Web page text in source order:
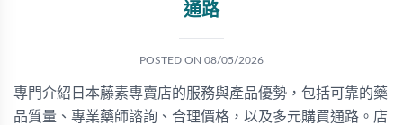
通路
POSTED ON 08/05/2026
專門介紹日本藤素專賣店的服務與產品優勢，包括可靠的藥
品質量、專業藥師諮詢、合理價格，以及多元購買通路。店